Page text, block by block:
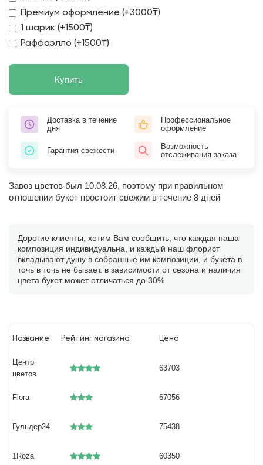
Премиум оформление (+3000₸)
1 шарик (+1500₸)
Раффаэлло (+1500₸)
Купить
Доставка в течение
дня
Профессиональное
оформление
Гарантия свежести
Возможность
отслеживания заказа
Завоз цветов был 10.08.26, поэтому при правильном
отношении букет простоит свежим в течение 8 дней
Дорогие клиенты, хотим Вам сообщить, что каждая наша
композиция индивидуальна, и каждый наш флорист
вкладывают душу в собранные им композиции, и букета в
точь в точь не бывает. в зависимости от сезона и наличия
цвета букет может отличаться до 30%
Название Рейтинг магазина Цена
Центр
цветов
63703
Flora 67056
Гульдер24 75438
1Roza 60350